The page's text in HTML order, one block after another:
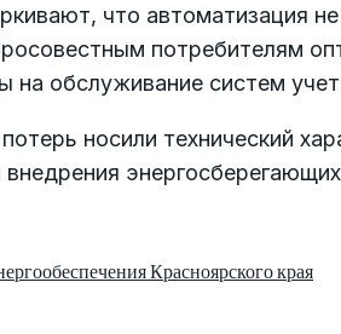
что автоматизация
потребителям
на обслуживание систем
носили технический
Красноярского края